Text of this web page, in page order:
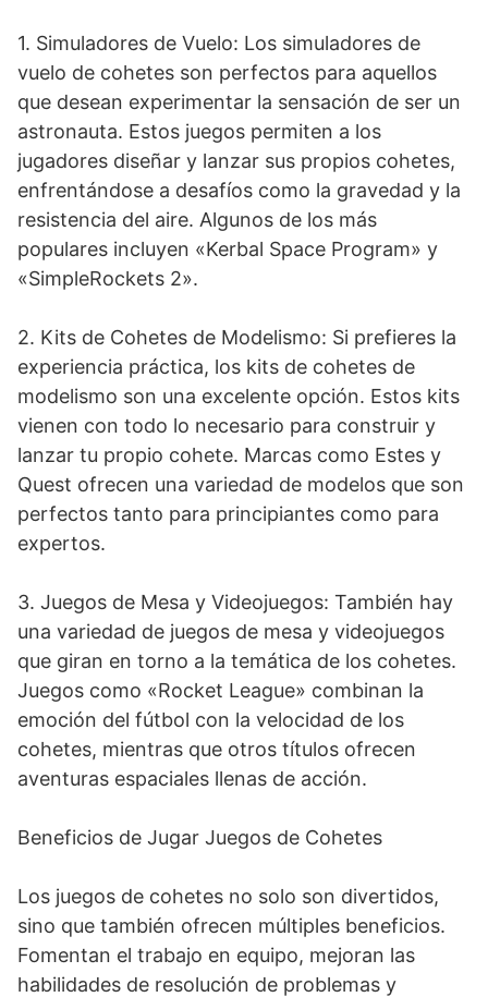
1. Simuladores de Vuelo: Los simuladores de
vuelo de cohetes son perfectos para aquellos
que desean experimentar la sensación de ser un
astronauta. Estos juegos permiten a los
jugadores diseñar y lanzar sus propios cohetes,
enfrentándose a desafíos como la gravedad y la
resistencia del aire. Algunos de los más
populares incluyen «Kerbal Space Program» y
«SimpleRockets 2».
2. Kits de Cohetes de Modelismo: Si prefieres la
experiencia práctica, los kits de cohetes de
modelismo son una excelente opción. Estos kits
vienen con todo lo necesario para construir y
lanzar tu propio cohete. Marcas como Estes y
Quest ofrecen una variedad de modelos que son
perfectos tanto para principiantes como para
expertos.
3. Juegos de Mesa y Videojuegos: También hay
una variedad de juegos de mesa y videojuegos
que giran en torno a la temática de los cohetes.
Juegos como «Rocket League» combinan la
emoción del fútbol con la velocidad de los
cohetes, mientras que otros títulos ofrecen
aventuras espaciales llenas de acción.
Beneficios de Jugar Juegos de Cohetes
Los juegos de cohetes no solo son divertidos,
sino que también ofrecen múltiples beneficios.
Fomentan el trabajo en equipo, mejoran las
habilidades de resolución de problemas y